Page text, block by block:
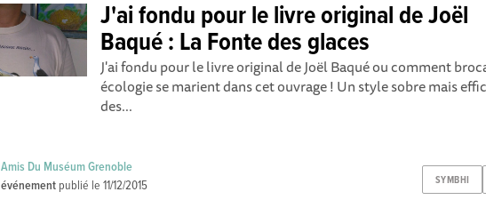
J'ai fondu pour le livre original de Joël
Baqué : La Fonte des glaces
J'ai fondu pour le livre original de Joël Baqué ou comment
écologie se marient dans cet ouvrage ! Un style sobre mais
des...
SYMBHI
Amis Du Muséum Grenoble
événement publié le11/12/2015